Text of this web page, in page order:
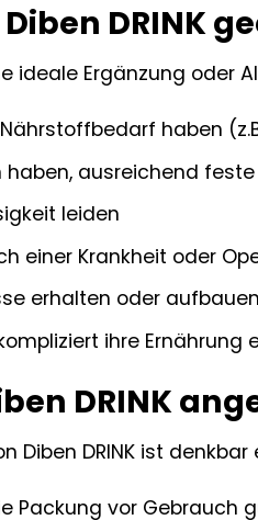
DRINK
ideale Ergänzung oder
haben
haben, ausreichend
leiden
einer Krankheit oder
erhalten oder
ihre Ernährung
DRINK
Diben DRINK ist denkbar
Packung vor Gebrauch